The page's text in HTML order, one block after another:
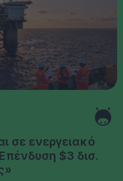
σε ενεργειακό
$3 δισ.